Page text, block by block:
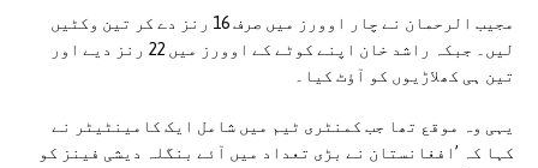
مجیب الرحمان نے چار اوورز میں صرف 16 رنز دے کر تین وکٹیں
لیں۔ جبکہ راشد خان اپنے کوٹے کے اوورز میں 22 رنز دیے اور
تین ہی کھلاڑیوں کو آؤٹ کیا۔
یہی وہ موقع تھا جب کمنٹری ٹیم میں شامل ایک کامینٹیٹر نے
کہا کہ ’افغانستان نے بڑی تعداد میں آئے بنگلہ دیشی فینز کو